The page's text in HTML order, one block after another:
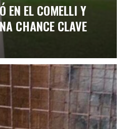
EN EL COMELLI Y
CHANCE CLAVE